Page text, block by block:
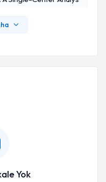
Baris Peker, Llyas D
Yok